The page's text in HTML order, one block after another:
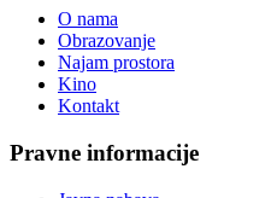
O nama
Obrazovanje
Najam prostora
Kino
Kontakt
Pravne informacije